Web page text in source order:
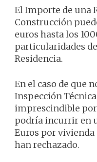
El Importe de una
Construcción
euros hasta los
particularidades
Residencia.
En el caso de que
Inspección
imprescindible
podría incurrir en
Euros por vivienda
han rechazado.